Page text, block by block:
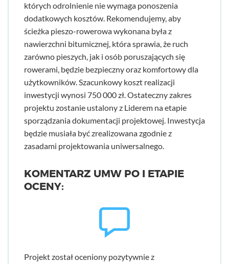
których odrolnienie nie wymaga ponoszenia
dodatkowych kosztów. Rekomendujemy, aby
ścieżka pieszo-rowerowa wykonana była z
nawierzchni bitumicznej, która sprawia, że ruch
zarówno pieszych, jak i osób poruszających się
rowerami, będzie bezpieczny oraz komfortowy dla
użytkowników. Szacunkowy koszt realizacji
inwestycji wynosi 750 000 zł. Ostateczny zakres
projektu zostanie ustalony z Liderem na etapie
sporządzania dokumentacji projektowej. Inwestycja
będzie musiała być zrealizowana zgodnie z
zasadami projektowania uniwersalnego.
KOMENTARZ UMW PO I ETAPIE
OCENY:
Projekt został oceniony pozytywnie z